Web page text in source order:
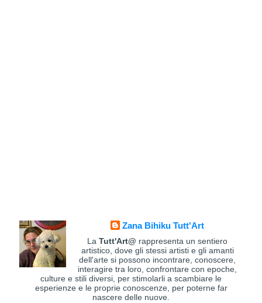
Zana Bihiku Tutt'Art
LaTutt'Art@ rappresenta un sentiero
artistico, dove gli stessi artisti e gli amanti
dell'arte si possono incontrare, conoscere,
interagire tra loro, confrontare con epoche,
culture e stili diversi, per stimolarli a scambiare le
esperienze e le proprie conoscenze, per poterne far
nascere delle nuove.